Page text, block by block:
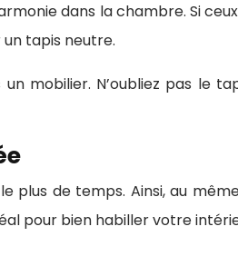
dans la chambre. Si
tapis neutre.
mobilier. N’oubliez pas le
plus de temps. Ainsi, au
pour bien habiller votre